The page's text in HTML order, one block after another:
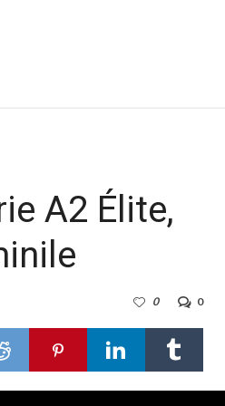
A2 Élite,
0
0